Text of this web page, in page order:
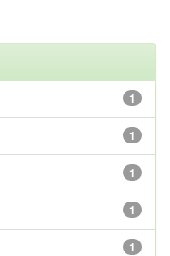
1
1
1
1
1